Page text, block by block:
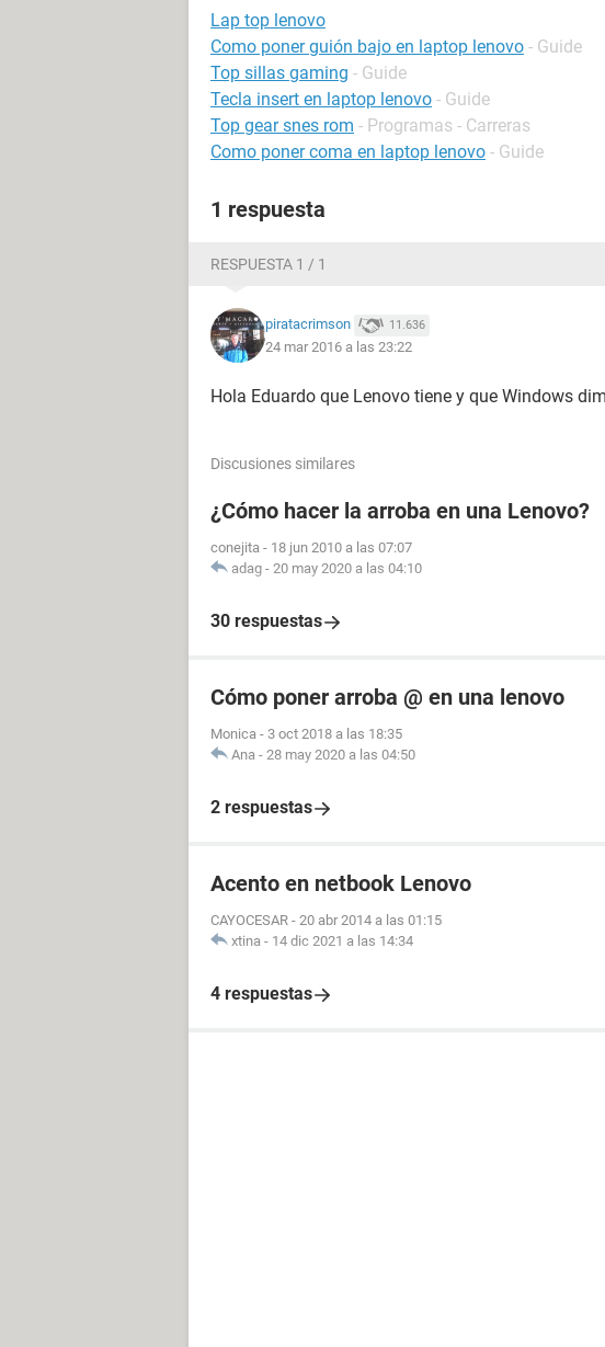
Lap top lenovo
Como poner guión bajo en laptop lenovo - Guide
Top sillas gaming - Guide
Tecla insert en laptop lenovo - Guide
Top gear snes rom - Programas - Carreras
Como poner coma en laptop lenovo - Guide
1 respuesta
RESPUESTA 1 / 1
piratacrimson 11.636
24 mar 2016 a las 23:22
Hola Eduardo que Lenovo tiene y que Windows
Discusiones similares
¿Cómo hacer la arroba en una Lenovo?
conejita - 18 jun 2010 a las 07:07
adag - 20 may 2020 a las 04:10
30 respuestas
Cómo poner arroba @ en una lenovo
Monica - 3 oct 2018 a las 18:35
Ana - 28 may 2020 a las 04:50
2 respuestas
Acento en netbook Lenovo
CAYOCESAR - 20 abr 2014 a las 01:15
xtina - 14 dic 2021 a las 14:34
4 respuestas